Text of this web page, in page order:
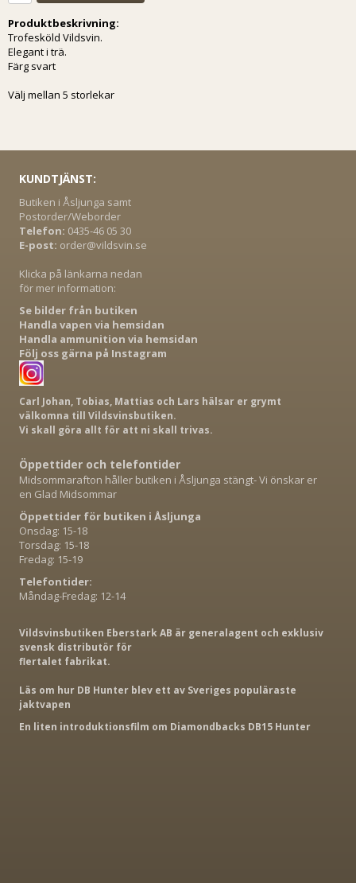
Produktbeskrivning:
Trofesköld Vildsvin.
Elegant i trä.
Färg svart
Välj mellan 5 storlekar
KUNDTJÄNST:
Butiken i Åsljunga samt
Postorder/Weborder
Telefon: 0435-46 05 30
E-post: order@vildsvin.se
Klicka på länkarna nedan
för mer information:
Se bilder från butiken
Handla vapen via hemsidan
Handla ammunition via hemsidan
Följ oss gärna på Instagram
Carl Johan, Tobias, Mattias och Lars hälsar er grymt
välkomna till Vildsvinsbutiken.
Vi skall göra allt för att ni skall trivas.
Öppettider och telefontider
Midsommarafton håller butiken i Åsljunga stängt- Vi önskar er
en Glad Midsommar
Öppettider för butiken i Åsljunga
Onsdag: 15-18
Torsdag: 15-18
Fredag: 15-19
Telefontider:
Måndag-Fredag: 12-14
Vildsvinsbutiken Eberstark AB är generalagent och exklusiv
svensk distributör för
flertalet fabrikat.
Läs om hur DB Hunter blev ett av Sveriges populäraste
jaktvapen
En liten introduktionsfilm om Diamondbacks DB15 Hunter